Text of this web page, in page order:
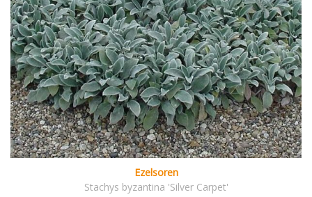
Ezelsoren
Stachys byzantina 'Silver Carpet'